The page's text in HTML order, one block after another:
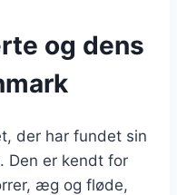
og dens
der har fundet sin
Den er kendt for
æg og fløde,